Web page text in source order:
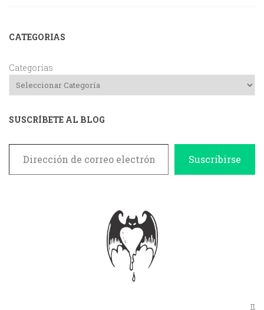
CATEGORIAS
Categorías
SUSCRÍBETE AL BLOG
Dirección de correo electrónico
Suscribirse
π